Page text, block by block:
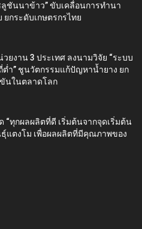
ชันนาข้าว” ขับเคลื่อนการทำนา
ยกระดับเกษตรกรไทย
ยงาน 3 ประเทศ ลงนามวิจัย “ระบบ
ต่ำ” ชูนวัตกรรมแก้ปัญหาน้ำยาง ยก
นในตลาดโลก
“ทุกผลผลิตที่ดี เริ่มต้นจากจุดเริ่มต้น
แตงโม เพื่อผลผลิตที่มีคุณภาพของ